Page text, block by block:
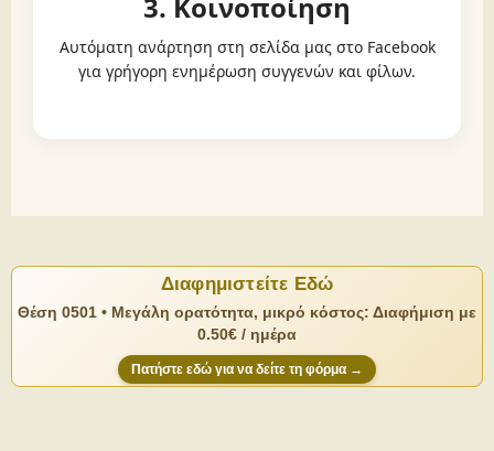
Αυτόματη ανάρτηση στη σελίδα μας στο Facebook
για γρήγορη ενημέρωση συγγενών και φίλων.
Διαφημιστείτε Εδώ
Θέση 0501 • Μεγάλη ορατότητα, μικρό κόστος: Διαφήμιση με
0.50€ / ημέρα
Πατήστε εδώ για να δείτε τη φόρμα →